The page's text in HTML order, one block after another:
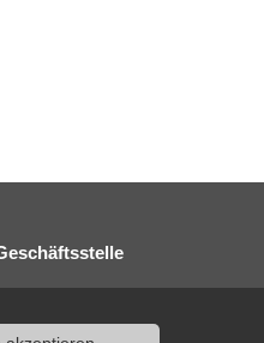
16:30 Uhr